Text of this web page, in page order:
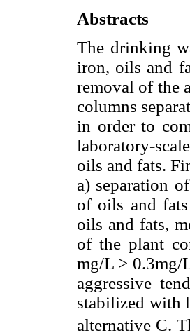
Abstracts
The drinking
iron, oils and
removal of the
columns
in order to
laboratory-
oils and fats.
a) separation
of oils and
oils and fats,
of the plant
mg/L > 0.3mg/
aggressive
stabilized with
alternative